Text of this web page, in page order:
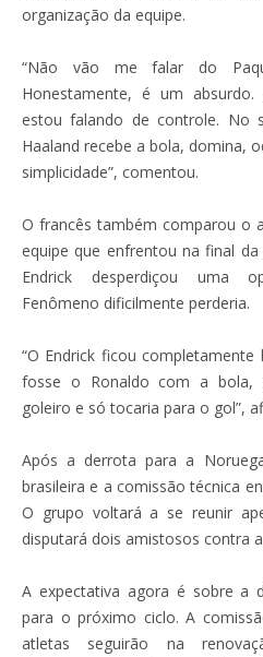
organização da equipe.
“Não vão me falar do
Honestamente, é um
estou falando de controle. No
Haaland recebe a bola, domina,
simplicidade”, comentou.
O francês também comparou o
equipe que enfrentou na final
Endrick desperdiçou uma
Fenômeno dificilmente perderia.
“O Endrick ficou
fosse o Ronaldo com a bola,
goleiro e só tocaria para o gol”,
Após a derrota para a
brasileira e a comissão técnica
O grupo voltará a se reunir
disputará dois amistosos contra
A expectativa agora é sobre a
para o próximo ciclo. A
atletas seguirão na